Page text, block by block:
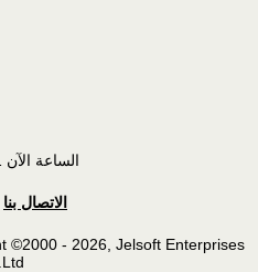
الساعة الآن
الاتصال بنا
©2000 - 2026, Jelsoft Enterprises
Ltd.